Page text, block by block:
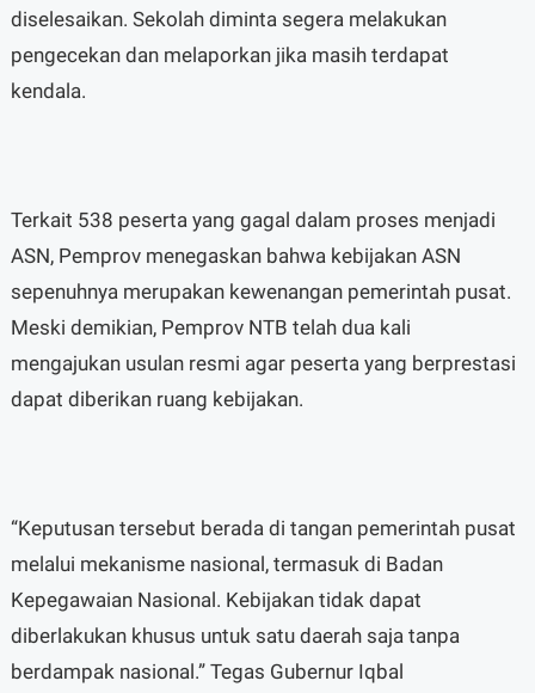
diselesaikan. Sekolah diminta segera melakukan
pengecekan dan melaporkan jika masih terdapat
kendala.
Terkait 538 peserta yang gagal dalam proses menjadi
ASN, Pemprov menegaskan bahwa kebijakan ASN
sepenuhnya merupakan kewenangan pemerintah pusat.
Meski demikian, Pemprov NTB telah dua kali
mengajukan usulan resmi agar peserta yang berprestasi
dapat diberikan ruang kebijakan.
“Keputusan tersebut berada di tangan pemerintah pusat
melalui mekanisme nasional, termasuk di Badan
Kepegawaian Nasional. Kebijakan tidak dapat
diberlakukan khusus untuk satu daerah saja tanpa
berdampak nasional.” Tegas Gubernur Iqbal